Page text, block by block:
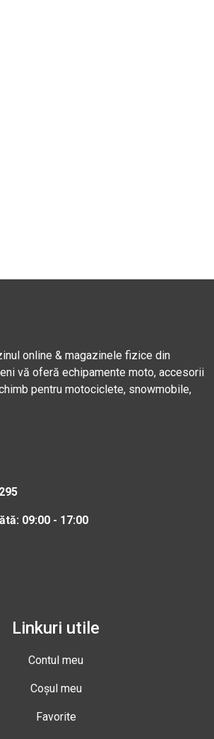
online & magazinele fizice din
vă oferă echipamente moto, accesorii
pentru motociclete, snowmobile,
09:00 - 17:00
Linkuri utile
Contul meu
Coșul meu
Favorite